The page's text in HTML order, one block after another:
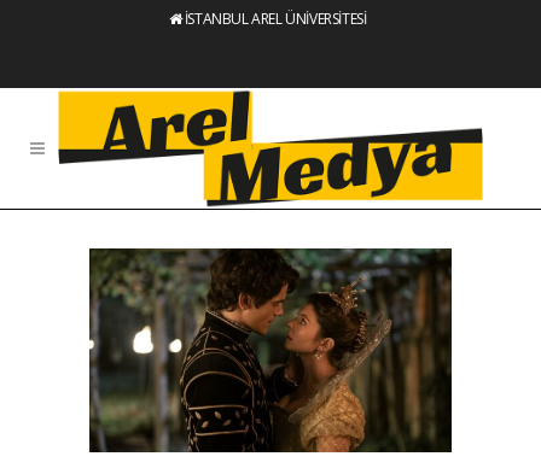
İSTANBUL AREL ÜNİVERSİTESİ